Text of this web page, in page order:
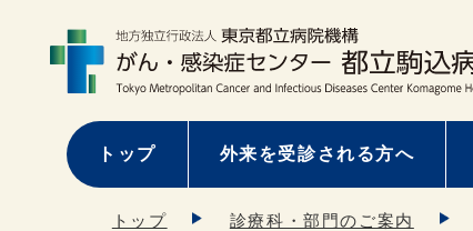
トップ 外来を受診される方へ
トップ 診療科・部門のご案内